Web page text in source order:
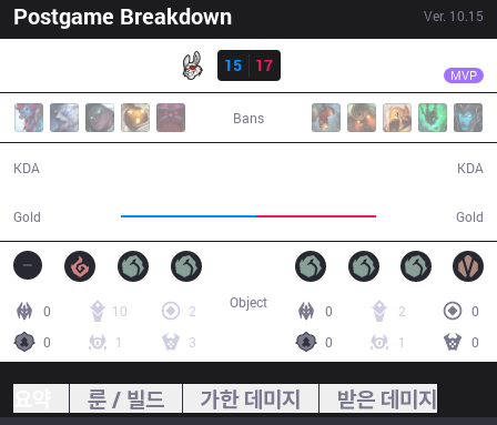
Postgame Breakdown Ver. 10.15
15
17 MVP
Bans
KDA
Gold Gold
KDA
0 10
2
0
1 3
0 2
0
0
1 0
Object
룬 / 빌드 가한 데미지 받은 데미지